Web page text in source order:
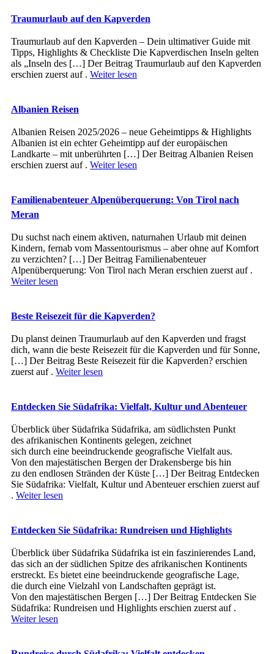
Traumurlaub auf den Kapverden
Traumurlaub auf den Kapverden – Dein ultimativer Guide mit
Tipps, Highlights & Checkliste Die Kapverdischen Inseln gelten
als „Inseln des […] Der Beitrag Traumurlaub auf den Kapverden
erschien zuerst auf . Weiter lesen
Albanien Reisen
Albanien Reisen 2025/2026 – neue Geheimtipps & Highlights
Albanien ist ein echter Geheimtipp auf der europäischen
Landkarte – mit unberührten […] Der Beitrag Albanien Reisen
erschien zuerst auf . Weiter lesen
Familienabenteuer Alpenüberquerung: Von Tirol nach
Meran
Du suchst nach einem aktiven, naturnahen Urlaub mit deinen
Kindern, fernab vom Massentourismus – aber ohne auf Komfort
zu verzichten? […] Der Beitrag Familienabenteuer
Alpenüberquerung: Von Tirol nach Meran erschien zuerst auf .
Weiter lesen
Beste Reisezeit für die Kapverden?
Du planst deinen Traumurlaub auf den Kapverden und fragst
dich, wann die beste Reisezeit für die Kapverden und für Sonne,
[…] Der Beitrag Beste Reisezeit für die Kapverden? erschien
zuerst auf . Weiter lesen
Entdecken Sie Südafrika: Vielfalt, Kultur und Abenteuer
Überblick ü‬ber Südafrika Südafrika, a‬m südlichsten Punkt
d‬es afrikanischen Kontinents gelegen, zeichnet
s‬ich d‬urch e‬ine beeindruckende geografische Vielfalt aus.
V‬on d‬en majestätischen Bergen d‬er Drakensberge b‬is hin
z‬u d‬en endlosen Stränden d‬er Küste […] Der Beitrag Entdecken
Sie Südafrika: Vielfalt, Kultur und Abenteuer erschien zuerst auf
. Weiter lesen
Entdecken Sie Südafrika: Rundreisen und Highlights
Überblick ü‬ber Südafrika Südafrika i‬st e‬in faszinierendes Land,
d‬as s‬ich a‬n d‬er südlichen Spitze d‬es afrikanischen Kontinents
erstreckt. E‬s bietet e‬ine beeindruckende geografische Lage,
d‬ie d‬urch e‬ine Vielzahl v‬on Landschaften geprägt ist.
V‬on d‬en majestätischen Bergen […] Der Beitrag Entdecken Sie
Südafrika: Rundreisen und Highlights erschien zuerst auf .
Weiter lesen